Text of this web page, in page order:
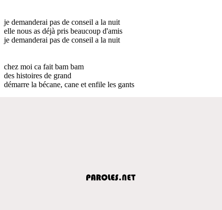
je demanderai pas de conseil a la nuit
elle nous as déjà pris beaucoup d'amis
je demanderai pas de conseil a la nuit
chez moi ca fait bam bam
des histoires de grand
démarre la bécane, cane et enfile les gants